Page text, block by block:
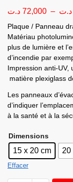
72,000 د.ت – د.ت
Plaque / Panneau
Matériau
plus de lumière et
d’incendie par
Impression anti-UV,
matière plexiglass
Les panneaux
d’indiquer
à la santé et à la
Dimensions
15 x 20 cm 20
Effacer